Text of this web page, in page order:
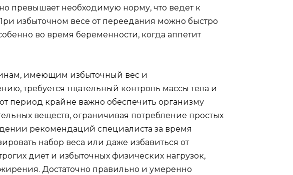
превышает необходимую норму, что ведет к
избыточном весе от переедания можно быстро
во время беременности, когда аппетит
имеющим избыточный вес и
требуется тщательный контроль массы тела и
период крайне важно обеспечить организму
веществ, ограничивая потребление простых
рекомендаций специалиста за время
набор веса или даже избавиться от
диет и избыточных физических нагрузок,
Достаточно правильно и умеренно